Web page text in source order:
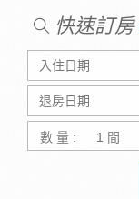
快速訂房
數 量 :